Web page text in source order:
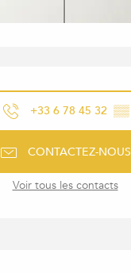
+33 6 78 45 32 ▒▒
CONTACTEZ-NOUS
Voir tous les contacts